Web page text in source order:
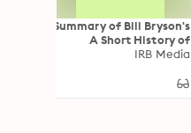
Summary of Bill Bryson's
A Short History of
Nearly Everything
IRB Media